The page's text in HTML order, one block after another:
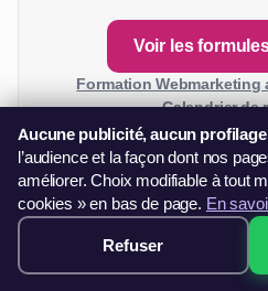
Voir les
Formation Webmarketing
Calendrier de
À lire ensuite
Formation Webmarketing
dès 1999€
Aucune publicité, aucun
l’audience et la façon dont nos
améliorer. Choix modifiable à tout
cookies » en bas de page. En
Refuser